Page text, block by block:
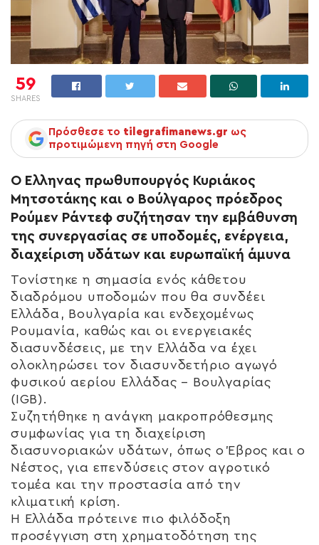
59
SHARES
Πρόσθεσε το tilegrafimanews.gr ως
προτιμώμενη πηγή στη Google
Ο Έλληνας πρωθυπουργός Κυριάκος
Μητσοτάκης και ο Βούλγαρος πρόεδρος
Ρούμεν Ράντεφ συζήτησαν την εμβάθυνση
της συνεργασίας σε υποδομές, ενέργεια,
διαχείριση υδάτων και ευρωπαϊκή άμυνα
Τονίστηκε η σημασία ενός κάθετου
διαδρόμου υποδομών που θα συνδέει
Ελλάδα, Βουλγαρία και ενδεχομένως
Ρουμανία, καθώς και οι ενεργειακές
διασυνδέσεις, με την Ελλάδα να έχει
ολοκληρώσει τον διασυνδετήριο αγωγό
φυσικού αερίου Ελλάδας – Βουλγαρίας
(IGB).
Συζητήθηκε η ανάγκη μακροπρόθεσμης
συμφωνίας για τη διαχείριση
διασυνοριακών υδάτων, όπως ο Έβρος και ο
Νέστος, για επενδύσεις στον αγροτικό
τομέα και την προστασία από την
κλιματική κρίση.
Η Ελλάδα πρότεινε πιο φιλόδοξη
προσέγγιση στη χρηματοδότηση της